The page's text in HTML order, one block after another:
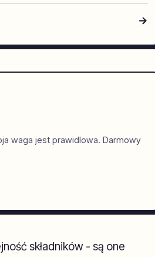
→
waga jest prawidlowa. Darmowy
składników - są one